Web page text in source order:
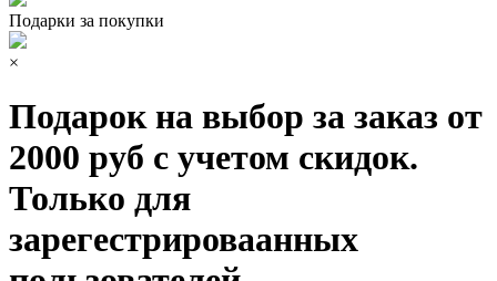
Подарки за покупки
×
Подарок на выбор за заказ от
2000 руб с учетом скидок.
Только для
зарегестрироваанных